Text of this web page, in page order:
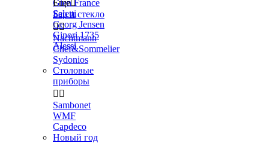
Gien France
Seletti
Georg Jensen
Ginori 1735
Alessi
Еще
Бар и стекло

Nachtmann
Chef&Sommelier
Sydonios
Столовые
приборы
 
Sambonet
WMF
Capdeco
Новый год